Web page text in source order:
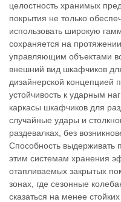
целостность хранимых
покрытия не только
использовать широкую
сохраняется на
управляющим объектами
внешний вид шкафчиков
дизайнерской
устойчивость к ударным
каркасы шкафчиков для
случайные удары и
раздевалках, без
Способность выдерживать
этим системам хранения
отапливаемых закрытых
зонах, где сезонные
сказаться на менее